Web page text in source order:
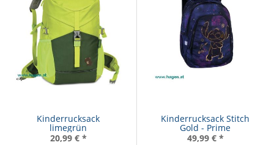
Kinderrucksack
limegrün
20,99 € *
Kinderrucksack Stitch
Gold - Prime
49,99 € *